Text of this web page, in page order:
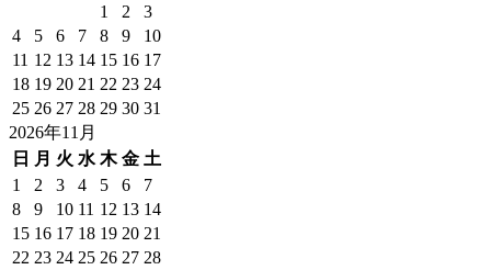
1
2
3
4
5 6 7 8 9
10
11 12 13 14 15 16 17
18 19 20 21 22 23 24
25 26 27 28 29 30 31
2026年11月
日
月 火 水 木 金 土
1
2 3 4 5 6
7
8
9 10 11 12 13 14
15 16 17 18 19 20 21
22 23 24 25 26 27 28